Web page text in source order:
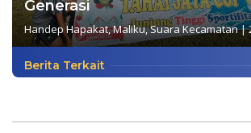
Generasi
Handep Hapakat,Maliku,Suara Kecamatan|
Berita Terkait